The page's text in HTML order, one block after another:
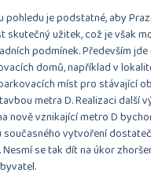
pohledu je podstatné, aby
skutečný užitek, což je však
podmínek. Především
domů, například v
míst pro stávající
metra D. Realizaci další
nově vznikající metro D
vytvoření
se tak dít na úkor